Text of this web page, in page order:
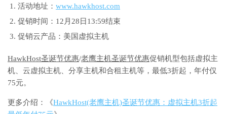
活动地址： www.hawkhost.com
促销时间：12月28日13:59结束
促销云产品：美国虚拟主机
HawkHost圣诞节优惠/老鹰主机圣诞节优惠促销机型包括虚拟主
机、云虚拟主机、分享主机和合租主机等，最低3折起，年付仅
75元。
更多介绍：《HawkHost(老鹰主机)圣诞节优惠：虚拟主机3折起